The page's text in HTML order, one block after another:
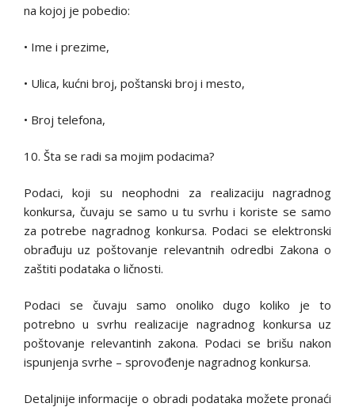
na kojoj je pobedio:
• Ime i prezime,
• Ulica, kućni broj, poštanski broj i mesto,
• Broj telefona,
10. Šta se radi sa mojim podacima?
Podaci, koji su neophodni za realizaciju nagradnog
konkursa, čuvaju se samo u tu svrhu i koriste se samo
za potrebe nagradnog konkursa. Podaci se elektronski
obrađuju uz poštovanje relevantnih odredbi Zakona o
zaštiti podataka o ličnosti.
Podaci se čuvaju samo onoliko dugo koliko je to
potrebno u svrhu realizacije nagradnog konkursa uz
poštovanje relevantinh zakona. Podaci se brišu nakon
ispunjenja svrhe – sprovođenje nagradnog konkursa.
Detaljnije informacije o obradi podataka možete pronaći